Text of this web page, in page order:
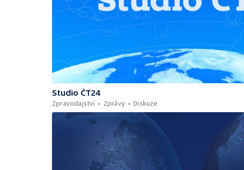
Studio ČT24
Zpravodajství
Zprávy Diskuze